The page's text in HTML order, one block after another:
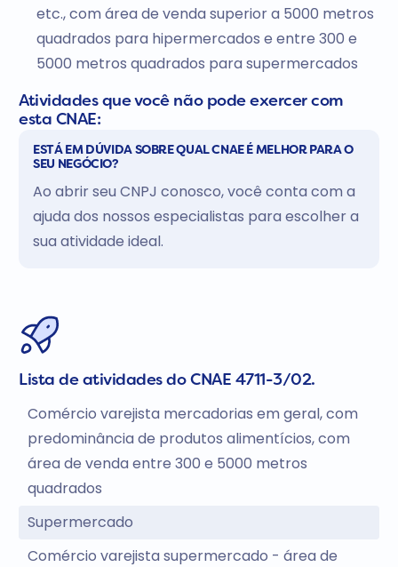
etc., com área de venda superior a 5000 metros
quadrados para hipermercados e entre 300 e
5000 metros quadrados para supermercados
Atividades que você não pode exercer com
esta CNAE:
ESTÁ EM DÚVIDA SOBRE QUAL CNAE É MELHOR PARA O
SEU NEGÓCIO?
Ao abrir seu CNPJ conosco, você conta com a
ajuda dos nossos especialistas para escolher a
sua atividade ideal.
Lista de atividades do CNAE 4711-3/02.
Comércio varejista mercadorias em geral, com
predominância de produtos alimentícios, com
área de venda entre 300 e 5000 metros
quadrados
Supermercado
Comércio varejista supermercado - área de